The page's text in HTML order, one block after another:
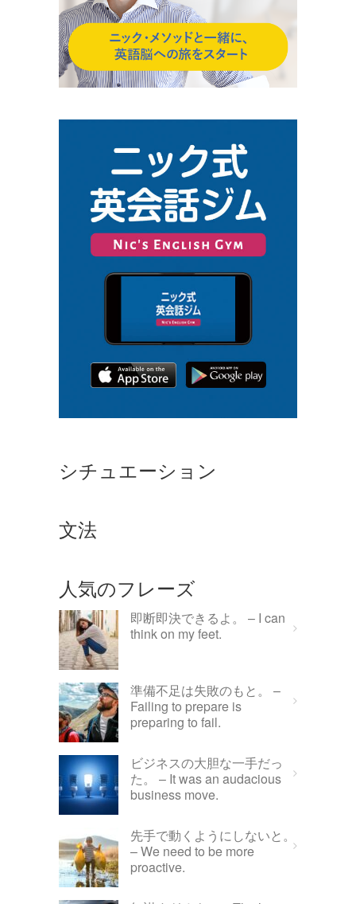
シチュエーション
文法
人気のフレーズ
即断即決できるよ。 – I can
think on my feet.
準備不足は失敗のもと。 –
Failing to prepare is
preparing to fail.
ビジネスの大胆な一手だっ
た。 – It was an audacious
business move.
先手で動くようにしないと。
– We need to be more
proactive.